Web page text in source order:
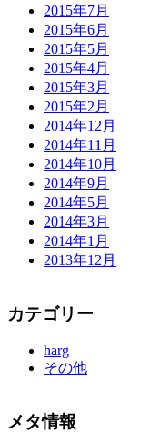
2015年7月
2015年6月
2015年5月
2015年4月
2015年3月
2015年2月
2014年12月
2014年11月
2014年10月
2014年9月
2014年5月
2014年3月
2014年1月
2013年12月
カテゴリー
harg
その他
メタ情報